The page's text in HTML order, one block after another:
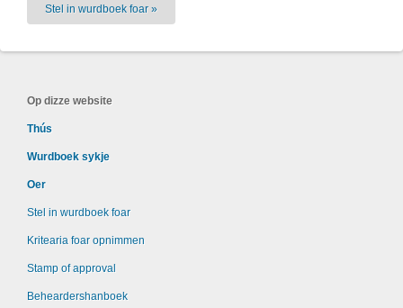
Stel in wurdboek foar »
Op dizze website
Thús
Wurdboek sykje
Oer
Stel in wurdboek foar
Kritearia foar opnimmen
Stamp of approval
Beheardershanboek